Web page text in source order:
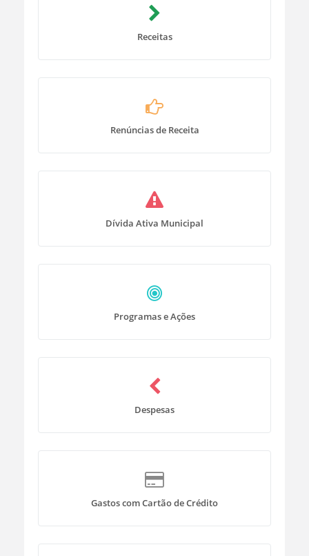
Receitas
Renúncias de Receita
Dívida Ativa Municipal
Programas e Ações
Despesas
Gastos com Cartão de Crédito